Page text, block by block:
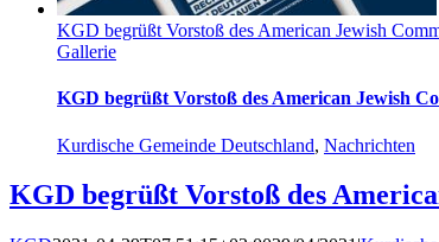
KGD begrüßt Vorstoß des American Jewish
Gallerie
KGD begrüßt Vorstoß des American Jewish
Kurdische Gemeinde Deutschland, Nachrichten
KGD begrüßt Vorstoß des